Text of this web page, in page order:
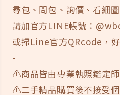
尋包、問包、詢價、看細圖
請加官方LINE帳號：
或掃Line官方QRcode，
-
⚠️商品皆由專業執照鑑定
⚠️二手精品購買後不接受個